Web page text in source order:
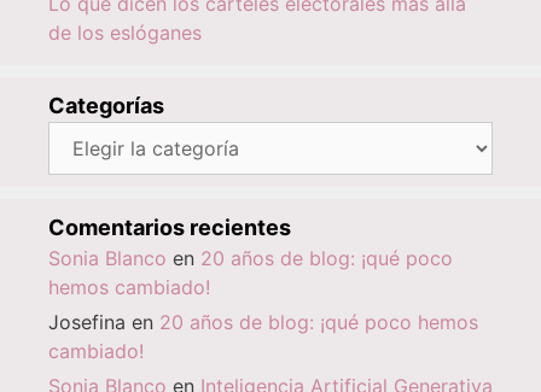
de los eslóganes
Categorías
Comentarios recientes
Sonia Blanco en 20 años de blog: ¡qué poco
hemos cambiado!
Josefina en 20 años de blog: ¡qué poco hemos
cambiado!
Sonia Blanco en Inteligencia Artificial Generativa